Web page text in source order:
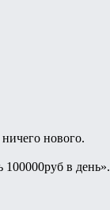
нового.
100000руб в день».